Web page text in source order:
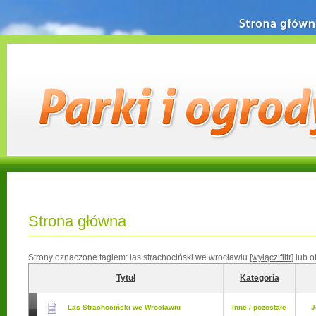
Strona główna
Strony oznaczone tagiem: las strachociński we wrocławiu [wyłącz filtr] lub
Tytuł Kategoria
Las Strachociński we Wrocławiu Inne / pozostałe
Strona główna